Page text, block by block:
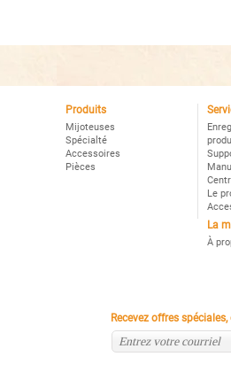
Smart-
Produits
Mijoteuses
Spécialté
Accessoires
Pièces
Le
La
À
Recevez offres